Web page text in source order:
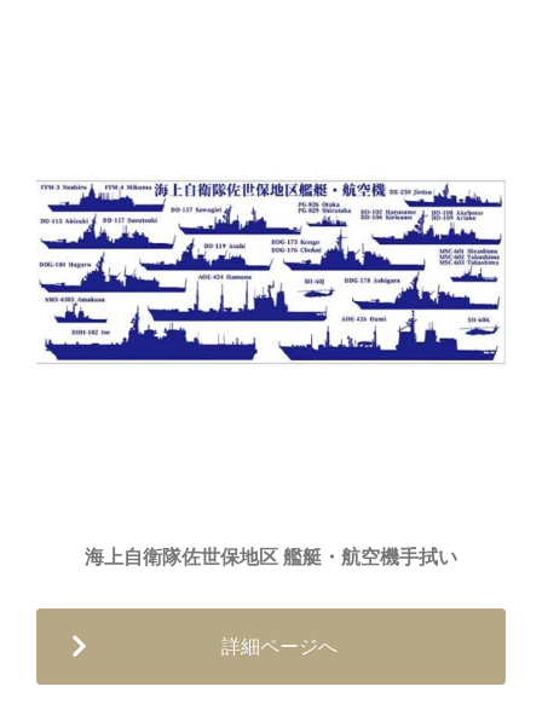
海上自衛隊佐世保地区 艦艇・航空機手拭い
詳細ページへ